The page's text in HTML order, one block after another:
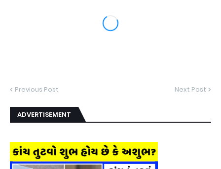
Previous Post Next Post
ADVERTISEMENT